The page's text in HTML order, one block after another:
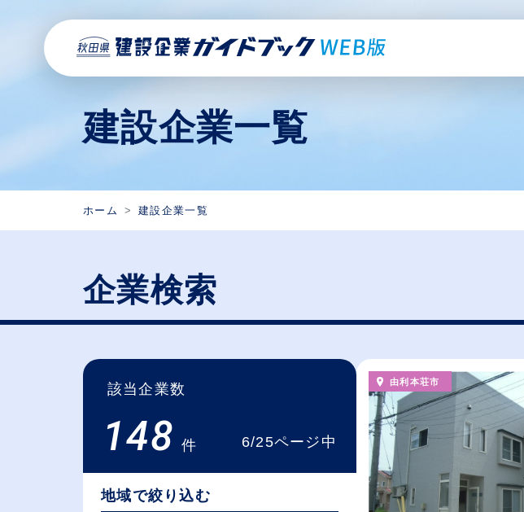
建設企業一覧
ホーム 建設企業一覧
企業検索
該当企業数
148 件 6/25ページ中
地域で絞り込む
由利本荘市